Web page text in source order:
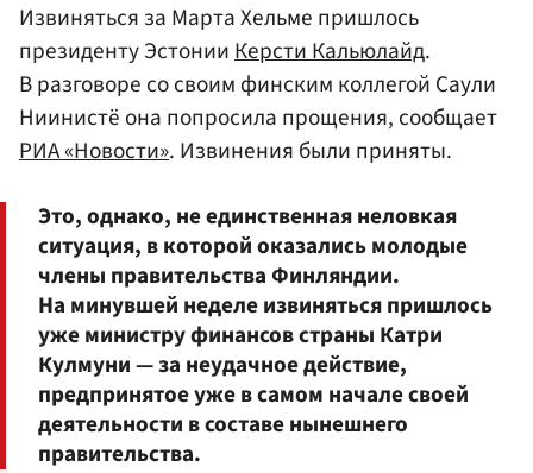
Извиняться за Марта Хельме пришлось
президенту ЭстонииКерсти Кальюлайд.
В разговоре со своим финским коллегой Саули
Ниинистё она попросила прощения, сообщает
РИА «Новости». Извинения были приняты.
Это, однако, не единственная неловкая
ситуация, в которой оказались молодые
члены правительства Финляндии.
На минувшей неделе извиняться пришлось
уже министру финансов страны Катри
Кулмуни — за неудачное действие,
предпринятое уже в самом начале своей
деятельности в составе нынешнего
правительства.